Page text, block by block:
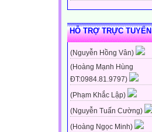
HỖ TRỢ TRỰC TUYẾN
(Nguyễn Hồng Vân)
(Hoàng Mạnh Hùng
ĐT:0984.81.9797)
(Phạm Khắc Lập)
(Nguyễn Tuấn Cường)
(Hoàng Ngọc Minh)